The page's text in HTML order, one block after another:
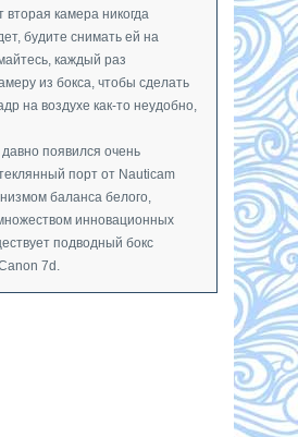
вторая камера никогда
будите снимать ей на
каждый раз
из бокса, чтобы сделать
на воздухе как-то неудобно,
давно появился очень
порт от Nauticam
баланса белого,
инновационных
подводный бокс
7d.